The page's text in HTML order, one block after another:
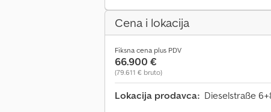
Cena i lokacija
Fiksna cena plus PDV
66.900 €
(79.611 € bruto)
Lokacija prodavca: Dieselstraße